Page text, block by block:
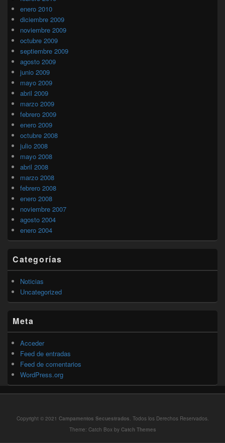
enero 2010
diciembre 2009
noviembre 2009
octubre 2009
septiembre 2009
agosto 2009
junio 2009
mayo 2009
abril 2009
marzo 2009
febrero 2009
enero 2009
octubre 2008
julio 2008
mayo 2008
abril 2008
marzo 2008
febrero 2008
enero 2008
noviembre 2007
agosto 2004
enero 2004
Categorías
Noticias
Uncategorized
Meta
Acceder
Feed de entradas
Feed de comentarios
WordPress.org
Copyright © 2021 Campamentos Secuestrados. Todos los Derechos Reservados.
Theme: Catch Box by Catch Themes